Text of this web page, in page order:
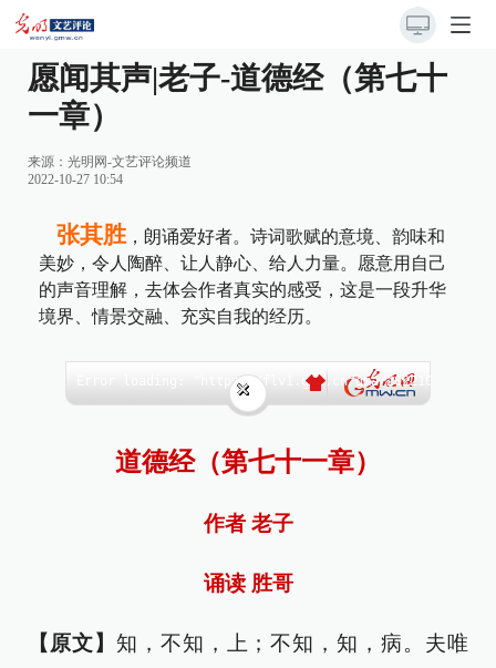
愿闻其声|老子-道德经（第七十
一章）
来源：光明网-文艺评论频道
2022-10-27 10:54
张其胜 ，朗诵爱好者。诗词歌赋的意境、韵味和
美妙，令人陶醉、让人静心、给人力量。愿意用自己
的声音理解，去体会作者真实的感受，这是一段升华
境界、情景交融、充实自我的经历。
道德经（第七十一章）
作者 老子
诵读 胜哥
【原文】 知，不知，上；不知，知，病。夫唯